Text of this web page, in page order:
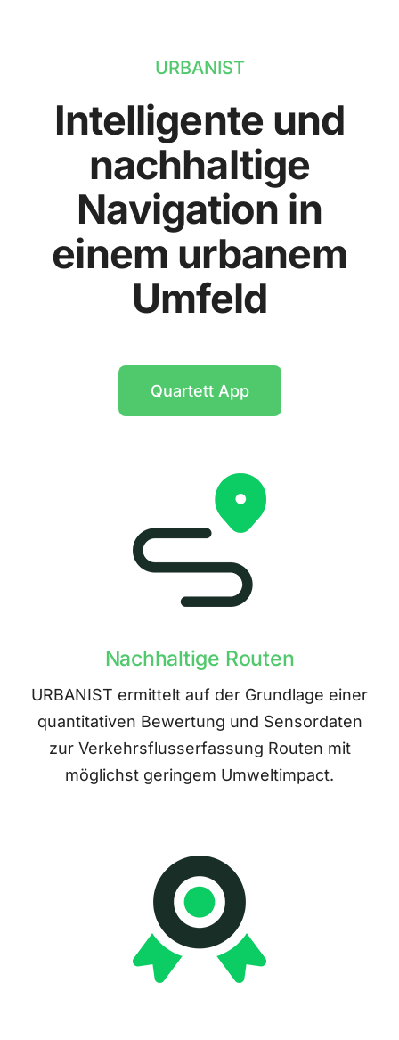
URBANIST
Intelligente und
nachhaltige
Navigation in
einem urbanem
Umfeld
Quartett App
Nachhaltige Routen
URBANIST ermittelt auf der Grundlage einer
quantitativen Bewertung und Sensordaten
zur Verkehrsflusserfassung Routen mit
möglichst geringem Umweltimpact.